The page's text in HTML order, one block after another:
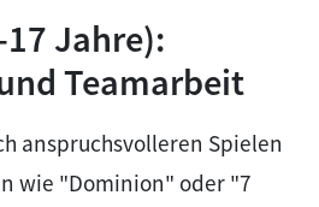
Jahre):
Teamarbeit
anspruchsvolleren Spielen
wie "Dominion" oder "7